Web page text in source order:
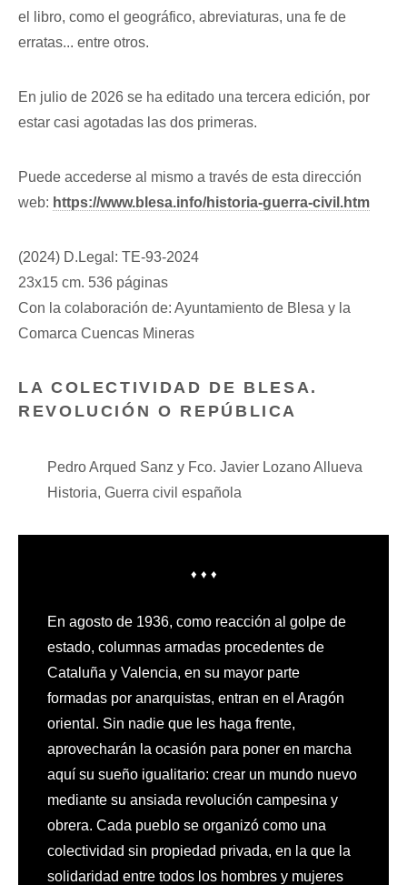
el libro, como el geográfico, abreviaturas, una fe de
erratas... entre otros.
En julio de 2026 se ha editado una tercera edición, por
estar casi agotadas las dos primeras.
Puede accederse al mismo a través de esta dirección
web: https://www.blesa.info/historia-guerra-civil.htm
(2024) D.Legal: TE-93-2024
23x15 cm. 536 páginas
Con la colaboración de: Ayuntamiento de Blesa y la
Comarca Cuencas Mineras
LA COLECTIVIDAD DE BLESA.
REVOLUCIÓN O REPÚBLICA
Pedro Arqued Sanz y Fco. Javier Lozano Allueva
Historia, Guerra civil española
♦ ♦ ♦
En agosto de 1936, como reacción al golpe de
estado, columnas armadas procedentes de
Cataluña y Valencia, en su mayor parte
formadas por anarquistas, entran en el Aragón
oriental. Sin nadie que les haga frente,
aprovecharán la ocasión para poner en marcha
aquí su sueño igualitario: crear un mundo nuevo
mediante su ansiada revolución campesina y
obrera. Cada pueblo se organizó como una
colectividad sin propiedad privada, en la que la
solidaridad entre todos los hombres y mujeres